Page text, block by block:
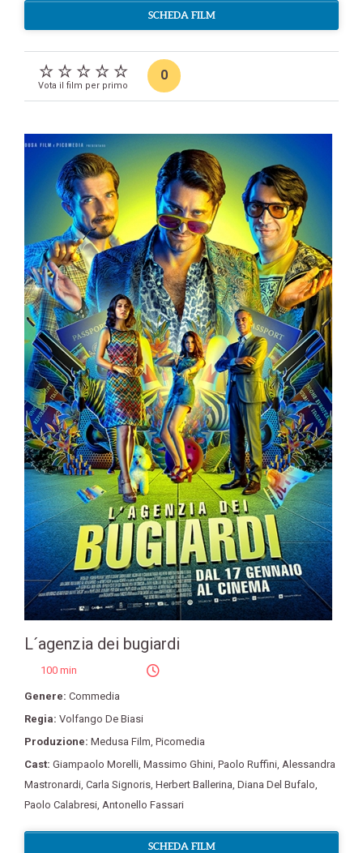
SCHEDA FILM
Vota il film per primo
0
L´agenzia dei bugiardi
100 min
Genere: Commedia
Regia: Volfango De Biasi
Produzione: Medusa Film, Picomedia
Cast: Giampaolo Morelli, Massimo Ghini, Paolo Ruffini, Alessandra
Mastronardi, Carla Signoris, Herbert Ballerina, Diana Del Bufalo,
Paolo Calabresi, Antonello Fassari
SCHEDA FILM